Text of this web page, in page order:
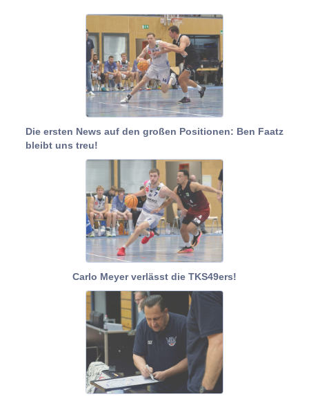
Die ersten News auf den großen Positionen: Ben Faatz
bleibt uns treu!
Carlo Meyer verlässt die TKS49ers!